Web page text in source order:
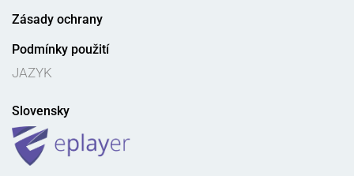
Zásady ochrany
Podmínky použití
JAZYK
Slovensky